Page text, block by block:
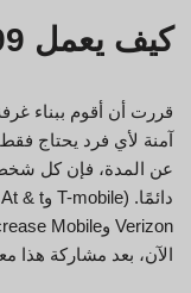
كيف يعمل Y99
قررت أن أقوم ببناء
آمنة لأي فرد يحتاج
الآن، بعد مشاركة هذا